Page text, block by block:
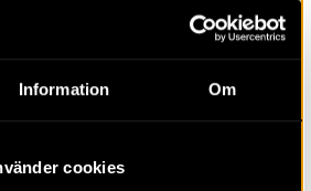
Information Om
cookies
Rapporter Skola Övrigt